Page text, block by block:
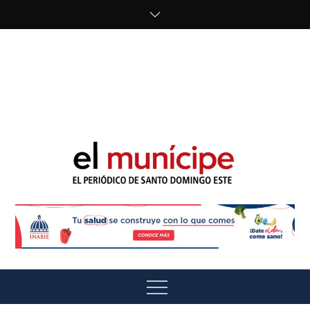
El Munícipe
Menu